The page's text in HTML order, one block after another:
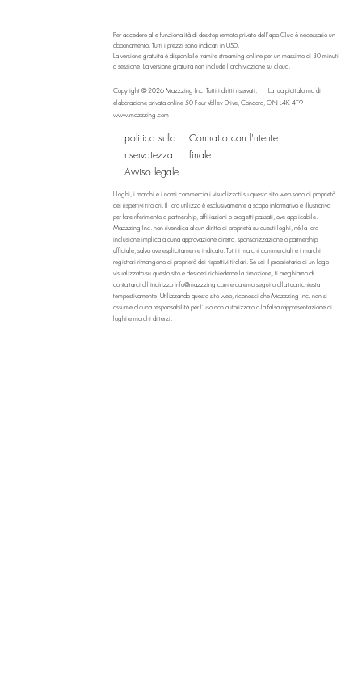
Per accedere alle funzionalità di desktop remoto privato dell'app Cluo è necessario un
abbonamento. Tutti i prezzi sono indicati in USD.
La versione gratuita è disponibile tramite streaming online per un massimo di 30 minuti
a sessione. La versione gratuita non include l'archiviazione su cloud.
Copyright © 2026 Mazzzing Inc. Tutti i diritti riservati.
La tua piattaforma di
elaborazione privata online 50 Four Valley Drive, Concord, ON L4K 4T9
www.mazzzing.com
politica sulla
riservatezza
Contratto con l'utente
finale
Avviso legale
I loghi, i marchi e i nomi commerciali visualizzati su questo sito web sono di proprietà
dei rispettivi titolari. Il loro utilizzo è esclusivamente a scopo informativo e illustrativo
per fare riferimento a partnership, affiliazioni o progetti passati, ove applicabile.
Mazzzing Inc. non rivendica alcun diritto di proprietà su questi loghi, né la loro
inclusione implica alcuna approvazione diretta, sponsorizzazione o partnership
ufficiale, salvo ove esplicitamente indicato. Tutti i marchi commerciali e i marchi
registrati rimangono di proprietà dei rispettivi titolari. Se sei il proprietario di un logo
visualizzato su questo sito e desideri richiederne la rimozione, ti preghiamo di
contattarci all'indirizzo info@mazzzing.com e daremo seguito alla tua richiesta
tempestivamente. Utilizzando questo sito web, riconosci che Mazzzing Inc. non si
assume alcuna responsabilità per l'uso non autorizzato o la falsa rappresentazione di
loghi e marchi di terzi.